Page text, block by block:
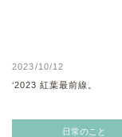
2023/10/12
‘2023 紅葉最前線。
日常のこと